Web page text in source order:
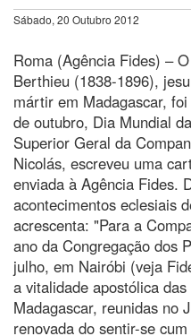
Sábado, 20 Outubro 2012
Roma (Agência Fides) –
Berthieu (1838-1896),
mártir em Madagascar,
de outubro, Dia Mundial
Superior Geral da
Nicolás, escreveu uma
enviada à Agência Fides.
acontecimentos eclesiais
acrescenta: "Para a
ano da Congregação dos
julho, em Nairóbi (veja
a vitalidade apostólica
Madagascar, reunidas no
renovada do sentir-se